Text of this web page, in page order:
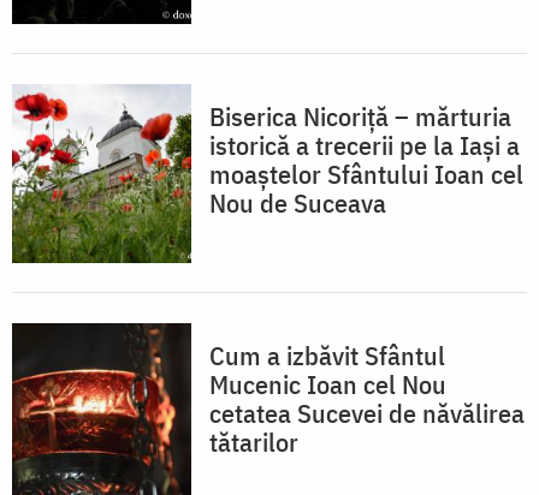
Biserica Nicoriță – mărturia
istorică a trecerii pe la Iași a
moaștelor Sfântului Ioan cel
Nou de Suceava
Cum a izbăvit Sfântul
Mucenic Ioan cel Nou
cetatea Sucevei de năvălirea
tătarilor